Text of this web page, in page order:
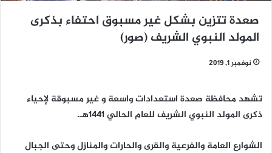
صعدة تتزين بشكل غير مسبوق احتفاء بذكرى
المولد النبوي الشريف (صور)
نوفمبر 1, 2019
تشهد محافظة صعدة استعدادات واسعة و غير مسبوقة لإحياء
ذكرى المولد النبوي الشريف للعام الحالي 1441هـ.
الشوارع العامة والفرعية والقرى والحارات والمنازل وحتى الجبال